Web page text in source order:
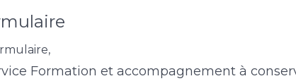
Formation et accompagnement à